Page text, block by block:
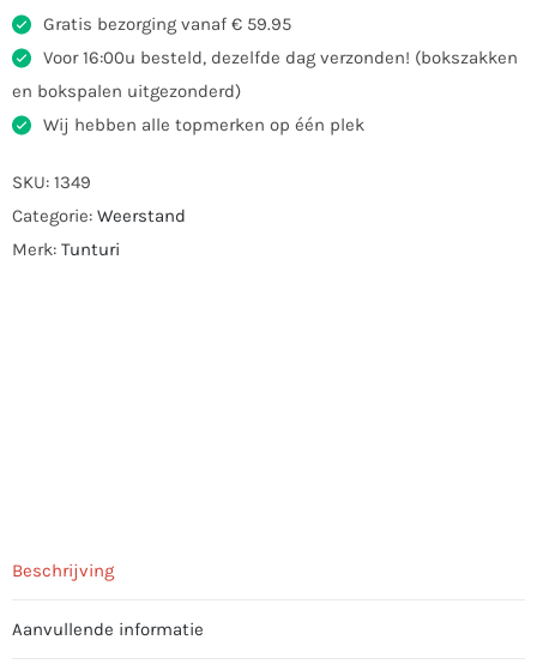
Trainer
Gratis bezorging vanaf € 59.95
Voor 16:00u besteld, dezelfde dag verzonden! (bokszakken
en bokspalen uitgezonderd)
Wij hebben alle topmerken op één plek
SKU: 1349
Categorie: Weerstand
Merk: Tunturi
Beschrijving
Aanvullende informatie